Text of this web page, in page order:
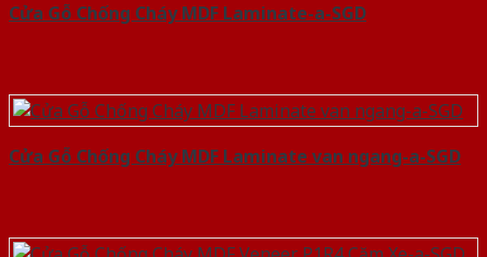
Cửa Gỗ Chống Cháy MDF Laminate-a-SGD
Cửa Gỗ Chống Cháy MDF Laminate van ngang-a-SGD